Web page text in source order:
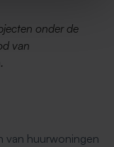
onder de
van
van huurwoningen